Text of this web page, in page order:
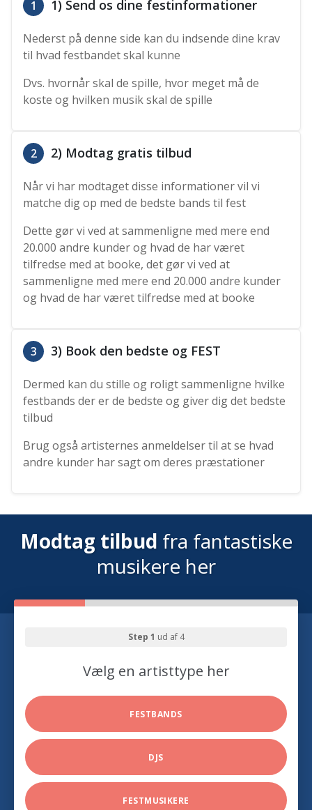
1 1) Send os dine festinformationer
Nederst på denne side kan du indsende dine krav
til hvad festbandet skal kunne
Dvs. hvornår skal de spille, hvor meget må de
koste og hvilken musik skal de spille
2 2) Modtag gratis tilbud
Når vi har modtaget disse informationer vil vi
matche dig op med de bedste bands til fest
Dette gør vi ved at sammenligne med mere end
20.000 andre kunder og hvad de har været
tilfredse med at booke, det gør vi ved at
sammenligne med mere end 20.000 andre kunder
og hvad de har været tilfredse med at booke
3 3) Book den bedste og FEST
Dermed kan du stille og roligt sammenligne hvilke
festbands der er de bedste og giver dig det bedste
tilbud
Brug også artisternes anmeldelser til at se hvad
andre kunder har sagt om deres præstationer
Modtag tilbud fra fantastiske
musikere her
Step 1 ud af 4
Vælg en artisttype her
FESTBANDS
DJS
FESTMUSIKERE